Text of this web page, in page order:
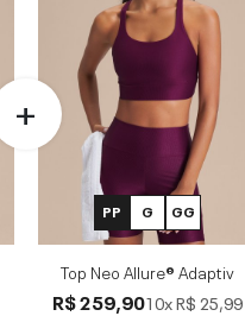
PP G GG
Top Neo Allure® Adaptiv
R$ 259,9010xR$ 25,99